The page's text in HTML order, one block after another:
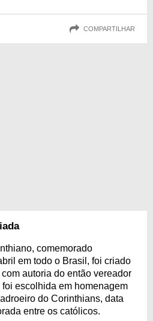
COMPARTILHAR
comemorado
em todo o Brasil, foi criado
autoria do então vereador
escolhida em homenagem
do Corinthians, data
entre os católicos.